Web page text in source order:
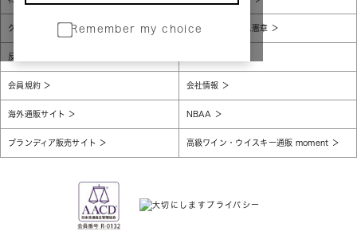
Remember my choice
グローバルプライバシーポリシー コンプライアンス憲章
反社会的勢力に対する基本方針
会員規約 会社情報
海外通販サイト NBAA
ブランディア販売サイト 高級ワイン・ウイスキー通販 moment